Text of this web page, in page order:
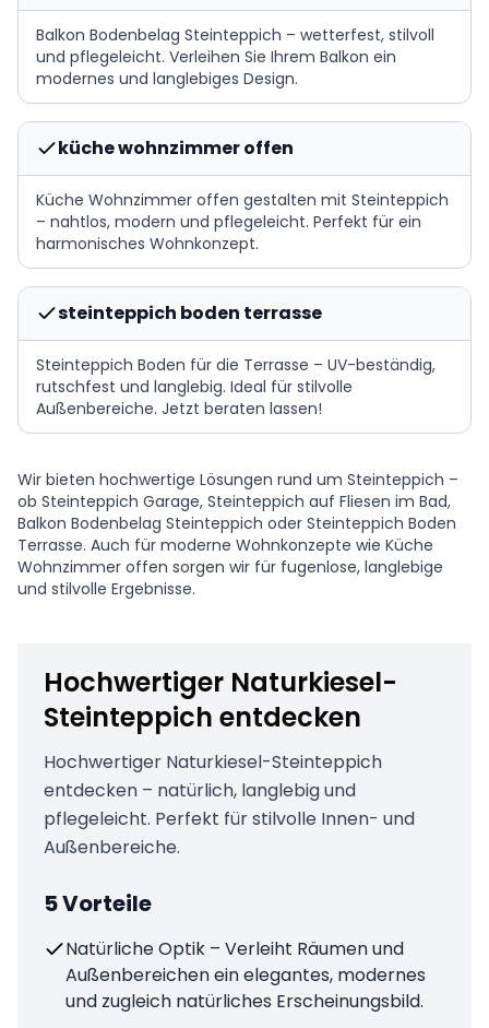
Balkon Bodenbelag Steinteppich – wetterfest, stilvoll
und pflegeleicht. Verleihen Sie Ihrem Balkon ein
modernes und langlebiges Design.
küche wohnzimmer offen
Küche Wohnzimmer offen gestalten mit Steinteppich
– nahtlos, modern und pflegeleicht. Perfekt für ein
harmonisches Wohnkonzept.
steinteppich boden terrasse
Steinteppich Boden für die Terrasse – UV-beständig,
rutschfest und langlebig. Ideal für stilvolle
Außenbereiche. Jetzt beraten lassen!
Wir bieten hochwertige Lösungen rund um Steinteppich –
ob Steinteppich Garage, Steinteppich auf Fliesen im Bad,
Balkon Bodenbelag Steinteppich oder Steinteppich Boden
Terrasse. Auch für moderne Wohnkonzepte wie Küche
Wohnzimmer offen sorgen wir für fugenlose, langlebige
und stilvolle Ergebnisse.
Hochwertiger Naturkiesel-
Steinteppich entdecken
Hochwertiger Naturkiesel-Steinteppich
entdecken – natürlich, langlebig und
pflegeleicht. Perfekt für stilvolle Innen- und
Außenbereiche.
5 Vorteile
Natürliche Optik – Verleiht Räumen und
Außenbereichen ein elegantes, modernes
und zugleich natürliches Erscheinungsbild.